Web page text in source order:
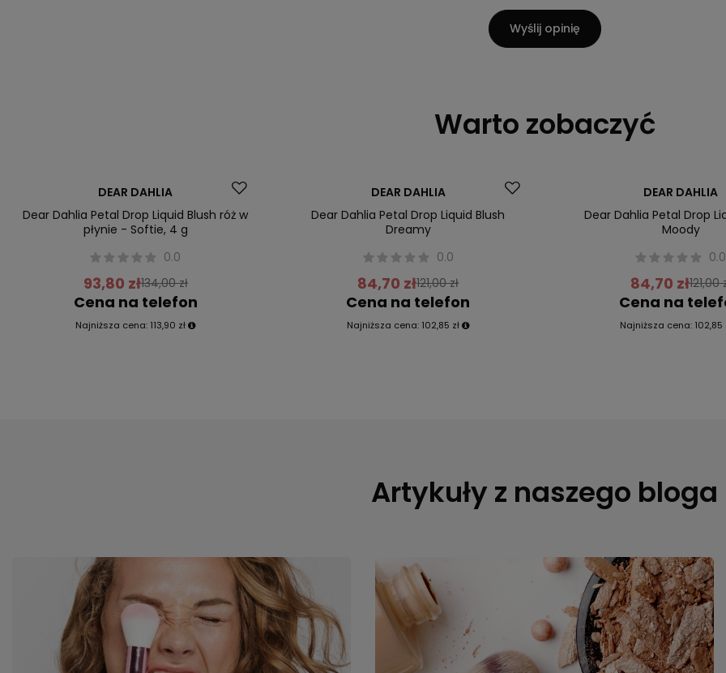
Wyślij opinię
Warto zobaczyć
DEAR DAHLIA
Dear Dahlia Petal Drop Liquid Blush róż w
płynie - Softie, 4 g
0.0
93,80 zł134,00 zł
Cena na telefon
Najniższa cena: 113,90 zł
DEAR DAHLIA
Dear Dahlia Petal Drop Liquid Blush
Dreamy
0.0
84,70 zł121,00 zł
Cena na telefon
Najniższa cena: 102,85 zł
DEAR DAHLIA
Dear Dahlia Petal Drop
Moody
0.0
84,70 zł121,00
Cena na
Najniższa cena: 102,85
Artykuły z naszego bloga